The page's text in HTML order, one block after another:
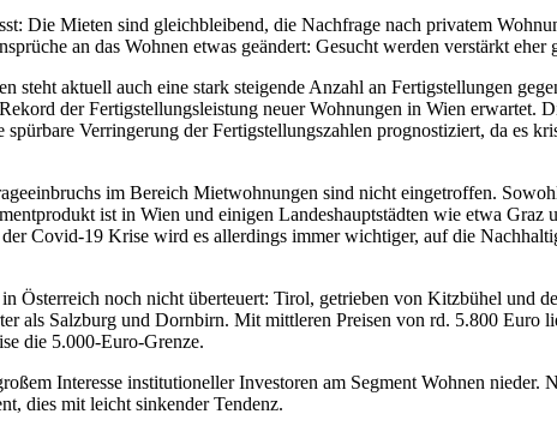
Die Mieten sind gleichbleibend, die Nachfrage nach privatem
an das Wohnen etwas geändert: Gesucht werden verstärkt
steht aktuell auch eine stark steigende Anzahl an Fertigstellungen
der Fertigstellungsleistung neuer Wohnungen in Wien erwartet.
Verringerung der Fertigstellungszahlen prognostiziert, da es
im Bereich Mietwohnungen sind nicht eingetroffen.
ist in Wien und einigen Landeshauptstädten wie etwa
Covid-19 Krise wird es allerdings immer wichtiger, auf die
Österreich noch nicht überteuert: Tirol, getrieben von Kitzbühel und
als Salzburg und Dornbirn. Mit mittleren Preisen von rd. 5.800 Euro
die 5.000-Euro-Grenze.
Interesse institutioneller Investoren am Segment Wohnen nieder.
dies mit leicht sinkender Tendenz.